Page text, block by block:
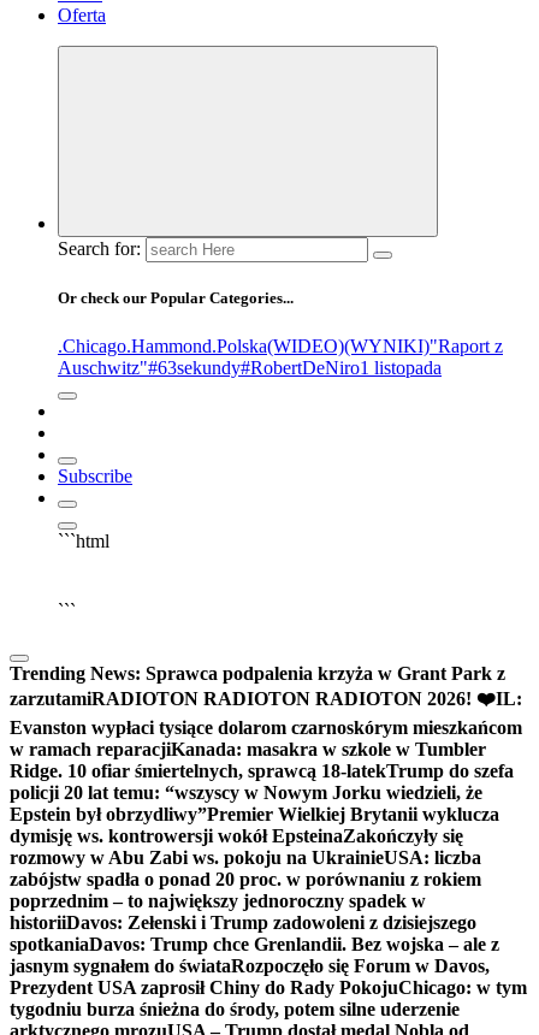
Oferta
Search for:
Or check our Popular Categories...
.Chicago.Hammond.Polska(WIDEO)(WYNIKI)"Raport z
Auschwitz"#63sekundy#RobertDeNiro1 listopada
Subscribe
```html
```
Trending News: Sprawca podpalenia krzyża w Grant Park z
zarzutamiRADIOTON RADIOTON RADIOTON 2026! ❤️IL:
Evanston wypłaci tysiące dolarom czarnoskórym mieszkańcom
w ramach reparacjiKanada: masakra w szkole w Tumbler
Ridge. 10 ofiar śmiertelnych, sprawcą 18-latekTrump do szefa
policji 20 lat temu: “wszyscy w Nowym Jorku wiedzieli, że
Epstein był obrzydliwy”Premier Wielkiej Brytanii wyklucza
dymisję ws. kontrowersji wokół EpsteinaZakończyły się
rozmowy w Abu Zabi ws. pokoju na UkrainieUSA: liczba
zabójstw spadła o ponad 20 proc. w porównaniu z rokiem
poprzednim – to największy jednoroczny spadek w
historiiDavos: Zełenski i Trump zadowoleni z dzisiejszego
spotkaniaDavos: Trump chce Grenlandii. Bez wojska – ale z
jasnym sygnałem do świataRozpoczęło się Forum w Davos,
Prezydent USA zaprosił Chiny do Rady PokojuChicago: w tym
tygodniu burza śnieżna do środy, potem silne uderzenie
arktycznego mrozuUSA – Trump dostał medal Nobla od